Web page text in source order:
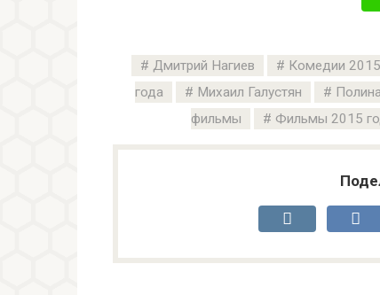
Дмитрий Нагиев Комедии
года
Михаил Галустян
фильмы
Фильмы 2015